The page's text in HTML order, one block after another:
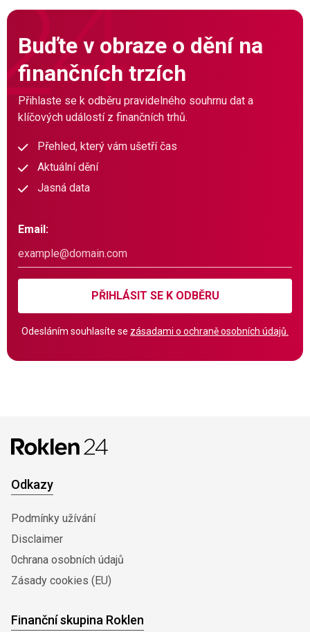
Buďte v obraze o dění na
finančních trzích
Přihlaste se k odběru pravidelného souhrnu dat a
klíčových událostí z finančních trhů.
Přehled, který vám ušetří čas
Aktuální dění
Jasná data
Email:
PŘIHLÁSIT SE K ODBĚRU
Odesláním souhlasíte se zásadami o ochraně osobních údajů.
Odkazy
Podmínky užívání
Disclaimer
0chrana osobních údajů
Zásady cookies (EU)
Finanční skupina Roklen